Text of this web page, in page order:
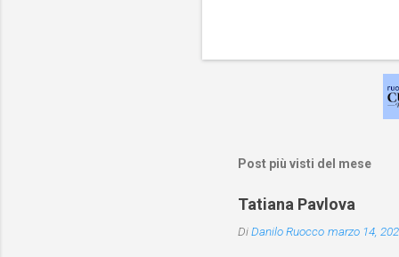
Post più visti del mese
Tatiana Pavlova
DiDanilo Ruocco marzo 14,